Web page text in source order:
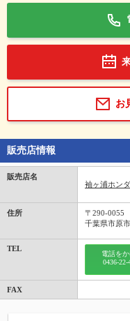
お
販売店情報
販売店名
袖ヶ浦ホン
住所
〒290-0055
千葉県市原
TEL
電話を
0436-22-
FAX